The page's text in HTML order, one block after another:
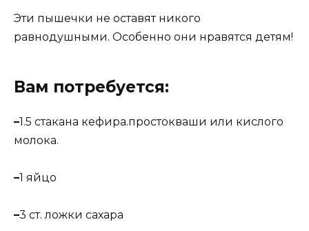
Эти пышечки не оставят никого
равнодушными. Особенно они нравятся детям!
Вам потребуется:
–1.5 стакана кефира.простокваши или кислого
молока.
–1 яйцо
–3 ст. ложки сахара